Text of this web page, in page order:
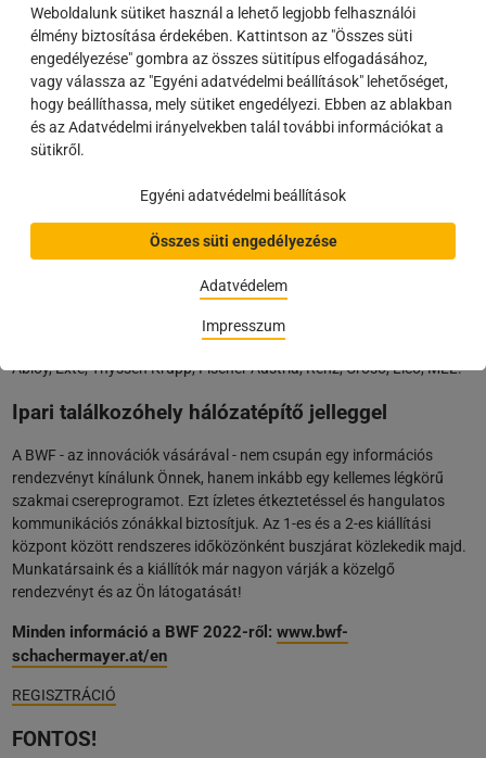
Weboldalunk sütiket használ a lehető legjobb felhasználói
élmény biztosítása érdekében. Kattintson az "Összes süti
engedélyezése" gombra az összes sütitípus elfogadásához,
vagy válassza az "Egyéni adatvédelmi beállítások" lehetőséget,
hogy beállíthassa, mely sütiket engedélyezi. Ebben az ablakban
és az Adatvédelmi irányelvekben talál további információkat a
sütikről.
Egyéni adatvédelmi beállítások
Összes süti engedélyezése
Adatvédelem
Impresszum
tanácsadás a végfelhasználóknak.
Folyamatok támogatása:adatcsere (EDI, lyukasztási katalógus),
C-alkatrész-kezelés, Boostrack, konténer-kezelés.
Gyártás:Feliratozás (faipari lézernyomtatás, ruházat nyomtatása
és hímzése, lézergravírozás), LED szalagkonfiguráció,
ablakpárkányok méretre vágása, zártechnika (kulcsvágás,
zárrendszerek és zárhengerek építése, zárrendszerek
egyedi csomagok, áruk címkézése, speciális
A Schachermayer témavilágaiba integrálódnak különböző gyártók is,
amelyek érdekes szerelési bemutatókat tartanak beltéren és kültéren:
Roto, Deventer, Silvatec, Domoferm, Kunex, KFV Siegenia, Gutmann,
Lamitex, Soudal, Illbruck, Speed Schrauben, FSB, Winkhaus, Assa
Abloy, Exte, Thyssen Krupp, Fischer Austria, Renz, Croso, Lico, MLL.
Ipari találkozóhely hálózatépítő jelleggel
A BWF - az innovációk vásárával - nem csupán egy információs
rendezvényt kínálunk Önnek, hanem inkább egy kellemes légkörű
szakmai csereprogramot. Ezt ízletes étkeztetéssel és hangulatos
kommunikációs zónákkal biztosítjuk. Az 1-es és a 2-es kiállítási
központ között rendszeres időközönként buszjárat közlekedik majd.
Munkatársaink és a kiállítók már nagyon várják a közelgő
rendezvényt és az Ön látogatását!
Minden információ a BWF 2022-ről: www.bwf-
schachermayer.at/en
REGISZTRÁCIÓ
FONTOS!